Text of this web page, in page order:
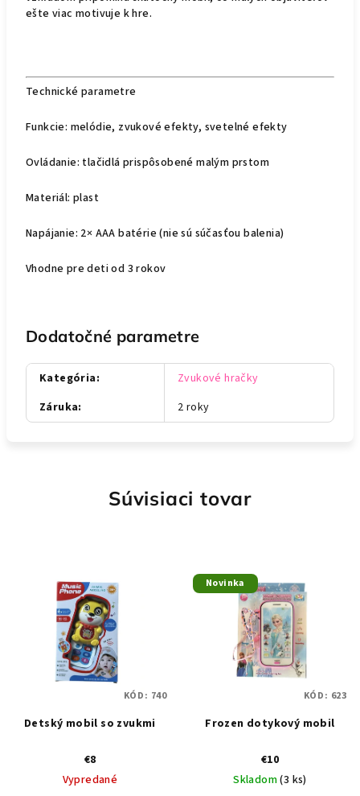
ešte viac motivuje k hre.
Technické parametre
Funkcie: melódie, zvukové efekty, svetelné efekty
Ovládanie: tlačidlá prispôsobené malým prstom
Materiál: plast
Napájanie: 2× AAA batérie (nie sú súčasťou balenia)
Vhodne pre deti od 3 rokov
Dodatočné parametre
Kategória:
Zvukové hračky
Záruka: 2 roky
Súvisiaci tovar
Detský mobil so zvukmi
€8
Vypredané
KÓD: 740
Novinka
Frozen dotykový mobil
€10
Skladom(3 ks)
KÓD: 623